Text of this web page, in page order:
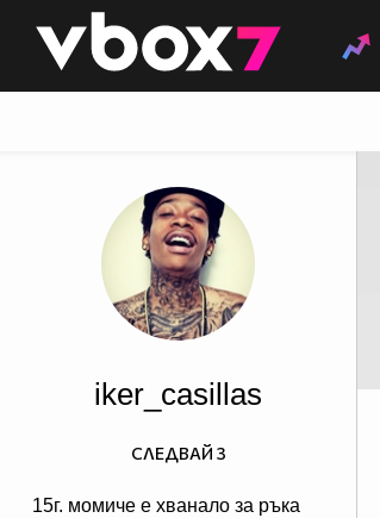
👾
iker_casillas
15г. момиче е хванало за ръка
СЛЕДВАЙ 3